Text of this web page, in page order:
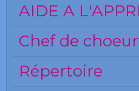
AIDE A
Chef de choeur
Répertoire